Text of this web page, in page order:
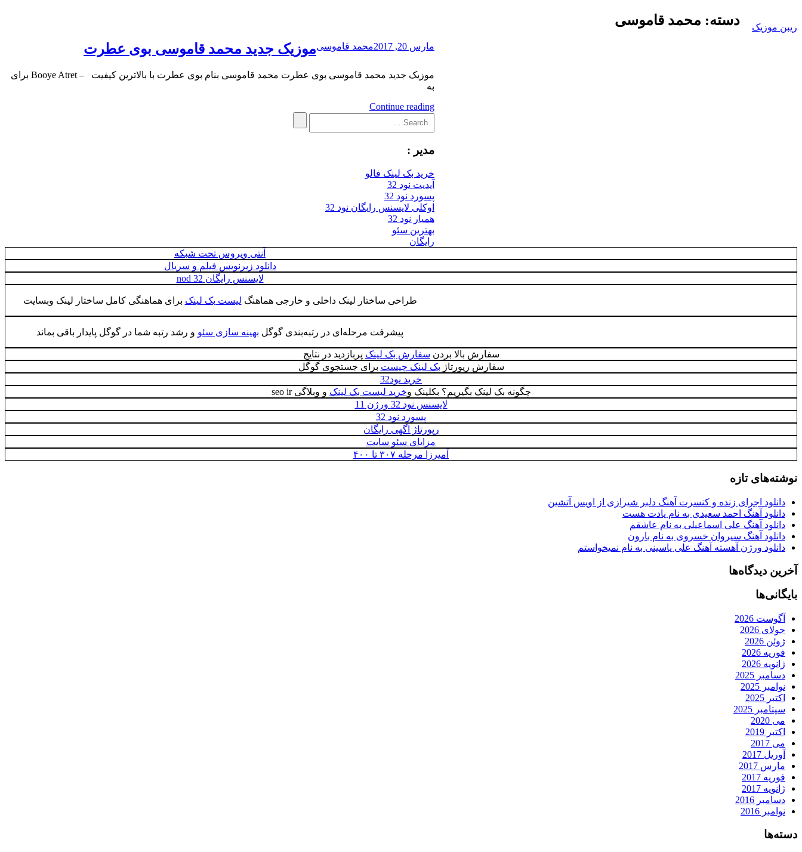
to
ریبن موزیک دسته: محمد قاموسی
مارس 20, 2017 محمد قاموسیموزیک جدید محمد قاموسی بوی عطرت
موزیک جدید محمد قاموسی بوی عطرت محمد قاموسی بنام بوی عطرت با بالاترین کیفیت – Booye Atret برای
به
Continue reading
Search
for:
مدیر :
خرید بک لینک فالو
آپدیت نود 32
پسورد نود 32
اوکلی لایسنس رایگان نود 32
همیار نود 32
بهترین سئو
رایگان
آنتی ویروس تحت شبکه
دانلود زیرنویس فیلم و سریال
لایسنس رایگان nod 32
طراحی ساختار لینک داخلی و خارجی هماهنگ لیست بک لینک برای هماهنگی کامل ساختار لینک وبسایت
پیشرفت مرحله‌ای در رتبه‌بندی گوگل بهینه سازی سئو و رشد رتبه شما در گوگل پایدار باقی بماند
سفارش بالا بردن سفارش بک لینک پربازدید در نتایج
سفارش رپورتاژ بک لینک چیست برای جستجوی گوگل
خرید نود32
چگونه بک لینک بگیریم؟ بکلینک وخرید لیست بک لینک و وبلاگی seo ir
لایسنس نود 32 ورژن 11
پسورد نود 32
رپورتاژ اگهی رایگان
مزایای سئو سایت
آمیرزا مرحله ۳۰۷ تا ۴۰۰
نوشته‌های تازه
دانلود اجرای زنده و کنسرت آهنگ دلبر شیرازی از اویس آتشین
دانلود آهنگ احمد سعیدی به نام یادت هست
دانلود آهنگ علی اسماعیلی به نام عاشقم
دانلود آهنگ سیروان خسروی به نام بارون
دانلود ورژن آهسته آهنگ علی یاسینی به نام نمیخواستم
آخرین دیدگاه‌ها
بایگانی‌ها
آگوست 2026
جولای 2026
ژوئن 2026
فوریه 2026
ژانویه 2026
دسامبر 2025
نوامبر 2025
اکتبر 2025
سپتامبر 2025
می 2020
اکتبر 2019
می 2017
آوریل 2017
مارس 2017
فوریه 2017
ژانویه 2017
دسامبر 2016
نوامبر 2016
دسته‌ها